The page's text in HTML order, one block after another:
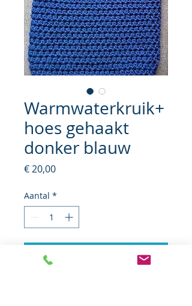
Warmwaterkruik+
hoes gehaakt
donker blauw
€ 20,00Prijs
Aantal *